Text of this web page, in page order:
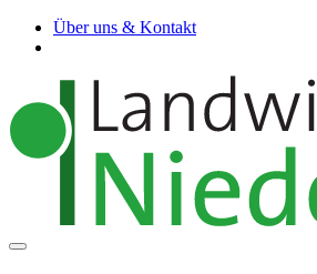
Über uns & Kontakt